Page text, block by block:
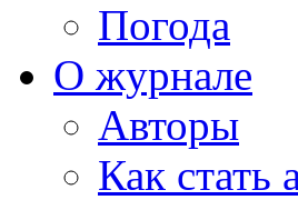
Погода
О журнале
Авторы
Как стать